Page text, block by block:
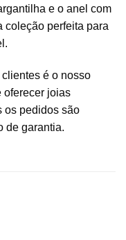
e o anel com
coleção perfeita para
é o nosso
oferecer joias
os pedidos são
de garantia.